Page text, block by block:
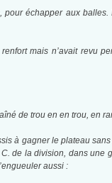
échapper aux
mais n’avait revu
de trou en en trou, en
à gagner le plateau
la division, dans une
aussi :